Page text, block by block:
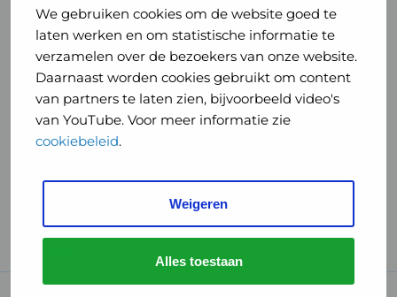
We gebruiken cookies om de website goed te
laten werken en om statistische informatie te
verzamelen over de bezoekers van onze website.
Daarnaast worden cookies gebruikt om content
van partners te laten zien, bijvoorbeeld video's
van YouTube. Voor meer informatie zie
cookiebeleid.
Weigeren
Alles toestaan
of
GGD
GHOR
Nederland
of
GGD
GHOR
Nederland
GGD Reizen op social media
GGD Reizen
GGD Reisvaccinaties